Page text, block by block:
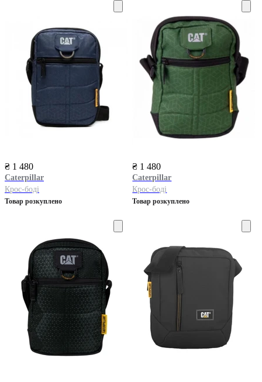
₴ 1 480
Caterpillar
Крос-боді
Товар розкуплено
₴ 1 480
Caterpillar
Крос-боді
Товар розкуплено